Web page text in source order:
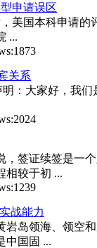
申请误区
美国本科申请
...
1873
关系
：大家好，我
2024
，签证续签是一
相较于初 ...
1239
战能力
岛领海、领空
中国固 ...